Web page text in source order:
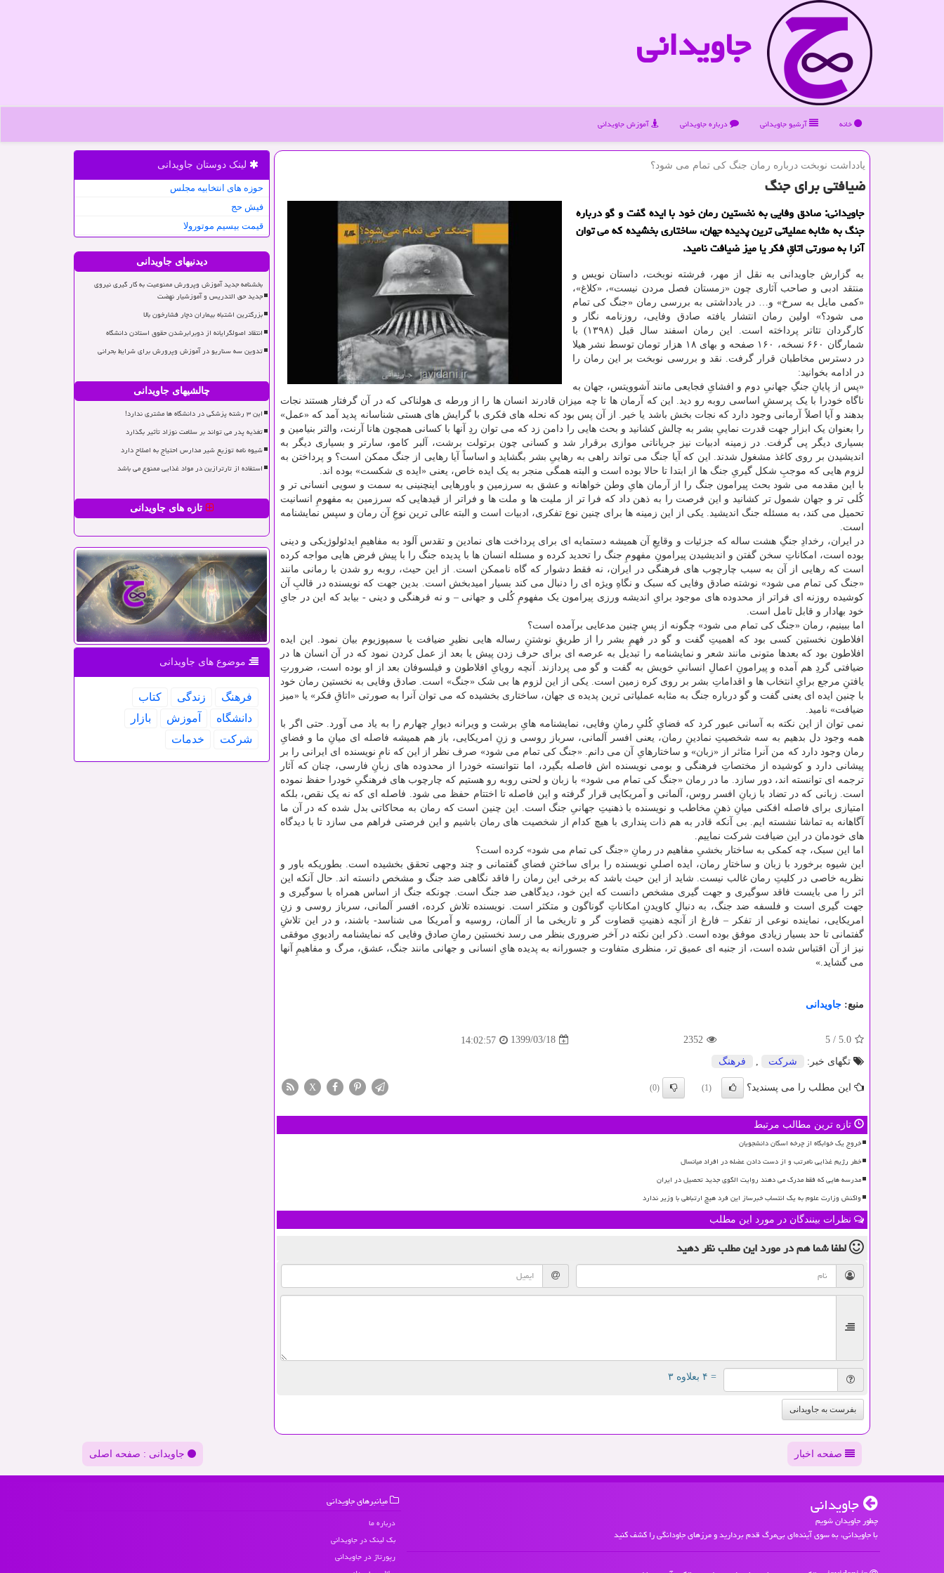
جاویدانی
خانه آرشیو جاویدانی درباره جاویدانی آموزش جاویدانی
یادداشت نوبخت درباره رمان جنگ كی تمام می شود؟
ضیافتی برای جنگ
جاویدانی: صادق وفایی به نخستین رمان خود با ایده گفت و گو درباره
جنگ به مثابه عملیاتی ترین پدیده جهان، ساختاری بخشیده كه می توان
آنرا به صورتی اتاقِ فكر یا میز ضیافت نامید.
به گزارش جاویدانی به نقل از مهر، فرشته نوبخت، داستان نویس و
منتقد ادبی و صاحب آثاری چون «زمستان فصل مردن نیست»، «کلاغ»،
«کمی مایل به سرخ» و… در یادداشتی به بررسی رمان «جنگ کی تمام
می شود؟» اولین رمان انتشار یافته صادق وفایی، روزنامه نگار و
کارگردان تئاتر پرداخته است. این رمان اسفند سال قبل (۱۳۹۸) با
شمارگان ۶۶۰ نسخه، ۱۶۰ صفحه و بهای ۱۸ هزار تومان توسط نشر هیلا
در دسترس مخاطبان قرار گرفت. نقد و بررسی نوبخت بر این رمان را
در ادامه بخوانید:
«پس از پایانِ جنگِ جهانیِ دوم و افشایِ فجایعی مانند آشوویتس، جهان به
ناگاه خودرا با یک پرسشِ اساسی روبه رو دید. این که آرمان ها تا چه میزان قادرند انسان ها را از ورطه ی هولناکی که در آن گرفتار هستند نجات
بدهند و آیا اصلاً آرمانی وجود دارد که نجات بخش باشد یا خیر. از آن پس بود که نحله های فکری با گرایش های هستی شناسانه پدید آمد که «عمل»
را بعنوان یک ابزار جهت قدرت نماییِ بشر به چالش کشانید و بحث هایی را دامن زد که می توان ردِ آنها با کسانی همچون هانا آرنت، والتر بنیامین و
بسیاری دیگر پی گرفت. در زمینه ادبیات نیز جریاناتی موازی برقرار شد و کسانی چون برتولت برشت، آلبر کامو، سارتر و بسیاری دیگر به
اندیشیدن بر روی کاغذ مشغول شدند. این که آیا جنگ می تواند راهی به رهاییِ بشر بگشاید و اساساً آیا رهایی از جنگ ممکن است؟ و پرداختن به
لزوم هایی که موجبِ شکل گیریِ جنگ ها از ابتدا تا حالا بوده است و البته همگی منجر به یک ایده خاص، یعنی «ایده ی شکست» بوده اند.
با این مقدمه می شود بحث پیرامون جنگ را از آرمان هایِ وطن خواهانه و عشق به سرزمین و باورهایی اینچنینی به سمت و سویی انسانی تر و
کُلی تر و جهان شمول تر کشانید و این فرصت را به ذهن داد که فرا تر از ملیت ها و ملت ها و فراتر از قیدهایی که سرزمین به مفهومِ انسانیت
تحمیل می کند، به مسئله جنگ اندیشید. یکی از این زمینه ها برای چنین نوع تفکری، ادبیات است و البته عالی ترین نوعِ آن رمان و سپس نمایشنامه
است.
در ایران، رخدادِ جنگِ هشت ساله که جزئیات و وقایعِ آن همیشه دستمایه ای برای پرداخت های نمادین و تقدس آلود به مفاهیمِ ایدئولوژیکی و دینی
بوده است، امکاناتِ سخن گفتن و اندیشیدن پیرامونِ مفهومِ جنگ را تحدید کرده و مسئله انسان ها با پدیده جنگ را با پیش فرض هایی مواجه کرده
است که رهایی از آن به سبب چارچوب های فرهنگی در ایران، نه فقط دشوار که گاه ناممکن است. از این حیث، روبه رو شدن با رمانی مانند
«جنگ کی تمام می شود» نوشته صادق وفایی که سبک و نگاهِ ویژه ای را دنبال می کند بسیار امیدبخش است. بدین جهت که نویسنده در قالبِ آن
کوشیده روزنه ای فراتر از محدوده های موجود برایِ اندیشه ورزی پیرامون یک مفهومِ کُلی و جهانی – و نه فرهنگی و دینی - بیابد که این در جایِ
خود بهادار و قابل تامل است.
اما ببینیم، رمان «جنگ کی تمام می شود» چگونه از پسِ چنین مدعایی برآمده است؟
افلاطون نخستین کسی بود که اهمیتِ گفت و گو در فهمِ بشر را از طریقِ نوشتنِ رساله هایی نظیرِ ضیافت یا سمپوزیوم بیان نمود. این ایده
افلاطون بود که بعدها متونی مانند شعر و نمایشنامه را تبدیل به عرصه ای برای حرف زدن پیش یا بعد از عمل کردن نمود که در آن انسان ها در
ضیافتی گردِ هم آمده و پیرامونِ اعمالِ انسانیِ خویش به گفت و گو می پردازند. آنچه رویایِ افلاطون و فیلسوفان بعد از او بوده است، ضرورتِ
یافتنِ مرجع برایِ انتخاب ها و اقداماتِ بشر بر روی کره زمین است. یکی از این لزوم ها بی شک «جنگ» است. صادق وفایی به نخستین رمان خود
با چنین ایده ای یعنی گفت و گو درباره جنگ به مثابه عملیاتی ترین پدیده ی جهان، ساختاری بخشیده که می توان آنرا به صورتی «اتاقِ فکر» یا «میز
ضیافت» نامید.
نمی توان از این نکته به آسانی عبور کرد که فضایِ کُلیِ رمانِ وفایی، نمایشنامه هایِ برشت و ویرانه دیوارِ چهارم را به یاد می آورد. حتی اگر با
همه وجود دل بدهیم به سه شخصیتِ نمادینِ رمان، یعنی افسر آلمانی، سرباز روسی و زنِ امریکایی، باز هم همیشه فاصله ای میانِ ما و فضایِ
رمان وجود دارد که من آنرا متاثر از «زبان» و ساختارهایِ آن می دانم. «جنگ کی تمام می شود» صرف نظر از این که نامِ نویسنده ای ایرانی را بر
پیشانی دارد و کوشیده از مختصاتِ فرهنگی و بومی نویسنده اش فاصله بگیرد، اما نتوانسته خودرا از محدوده های زبانِ فارسی، چنان که آثار
ترجمه ای توانسته اند، دور سازد. ما در رمان «جنگ کی تمام می شود» با زبان و لحنی روبه رو هستیم که چارچوب های فرهنگیِ خودرا حفظ نموده
است. زبانی که در تضاد با زبانِ افسر روس، آلمانی و آمریکایی قرار گرفته و این فاصله تا اختتام حفظ می شود. فاصله ای که نه یک نقص، بلکه
امتیازی برای فاصله افکنی میانِ ذهنِ مخاطب و نویسنده با ذهنیتِ جهانیِ جنگ است. این چنین است که رمان به محاکاتی بدل شده که در آن ما
آگاهانه به تماشا نشسته ایم. بی آنکه قادر به هم ذات پنداری با هیچ کدام از شخصیت های رمان باشیم و این فرصتی فراهم می سازد تا با دیدگاه
های خودمان در این ضیافت شرکت نماییم.
اما این سبک، چه کمکی به ساختار بخشیِ مفاهیم در رمانِ «جنگ کی تمام می شود» کرده است؟
این شیوه برخورد با زبان و ساختارِ رمان، ایده اصلیِ نویسنده را برای ساختنِ فضایِ گفتمانی و چند وجهی تحقق بخشیده است. بطوریکه باور و
نظریه خاصی در کلیتِ رمان غالب نیست. شاید از این حیث باشد که برخی این رمان را فاقد نگاهی ضد جنگ و مشخص دانسته اند. حال آنکه این
اثر را می بایست فاقد سوگیری و جهت گیری مشخص دانست که این خود، دیدگاهی ضد جنگ است. چونکه جنگ از اساس همراه با سوگیری و
جهت گیری است و فلسفه ضد جنگ، به دنبالِ کاویدنِ امکاناتِ گوناگون و متکثر است. نویسنده تلاش کرده، افسر آلمانی، سرباز روسی و زنِ
امریکایی، نماینده نوعی از تفکر – فارغ از آنچه ذهنیتِ قضاوت گر و تاریخی ما از آلمان، روسیه و آمریکا می شناسد- باشند، و در این تلاشِ
گفتمانی تا حد بسیار زیادی موفق بوده است. ذکر این نکته در آخر ضروری بنظر می رسد نخستین رمانِ صادق وفایی که نمایشنامه رادیویِ موفقی
نیز از آن اقتباس شده است، از جنبه ای عمیق تر، منظری متفاوت و جسورانه به پدیده هایِ انسانی و جهانی مانند جنگ، عشق، مرگ و مفاهیمِ آنها
می گشاید.»
منبع: جاویدانی
5.0
/
5
2352
1399/03/18
14:02:57
تگهای خبر:
شركت فرهنگ
این مطلب را می پسندید؟ (1)
(0)
X
تازه ترین مطالب مرتبط
خروج یک خوابگاه از چرخه اسکان دانشجویان
خطر رژیم غذایی نامرتب و از دست دادن عضله در افراد میانسال
مدرسه هایی که فقط مدرک می دهند روایت الگوی جدید تحصیل در ایران
واکنش وزارت علوم به یک انتساب خبرساز این فرد هیچ ارتباطی با وزیر ندارد
نظرات بینندگان در مورد این مطلب
لطفا شما همدر مورد این مطلبنظر دهید
= ۴ بعلاوه ۳
بفرست به جاویدانی
لینک دوستان جاویدانی
حوزه های انتخابیه مجلس
فیش حج
قیمت بیسیم موتورولا
دیدنیهای جاویدانی
بخشنامه جدید آموزش وپرورش ممنوعیت به کار گیری نیروی
جدید حق التدریس و آموزشیار نهضت
بزرگترین اشتباه بیماران دچار فشارخون بالا
انتقاد اصولگرایانه از دوبرابرشدن حقوق استادن دانشگاه
تدوین سه سناریو در آموزش وپرورش برای شرایط بحرانی
چالشیهای جاویدانی
این ۳ رشته پزشکی در دانشگاه ها مشتری ندارد!
تغذیه پدر می تواند بر سلامت نوزاد تأثیر بگذارد
شیوه نامه توزیع شیر مدارس احتیاج به اصلاح دارد
استفاده از تارترازین در مواد غذایی ممنوع می باشد
تازه های جاویدانی
موضوع های جاویدانی
فرهنگ زندگی
كتاب
دانشگاه
آموزش
بازار
شركت
خدمات
صفحه اخبار جاویدانی : صفحه اصلی
جاویدانی
چطور جاویدان شویم
با جاویدانی، به سوی آینده‌ای بی‌مرگ قدم بردارید و مرزهای جاودانگی را کشف کنید
میانبرهای جاویدانی
درباره ما
بک لینک در جاویدانی
رپورتاژ در جاویدانی